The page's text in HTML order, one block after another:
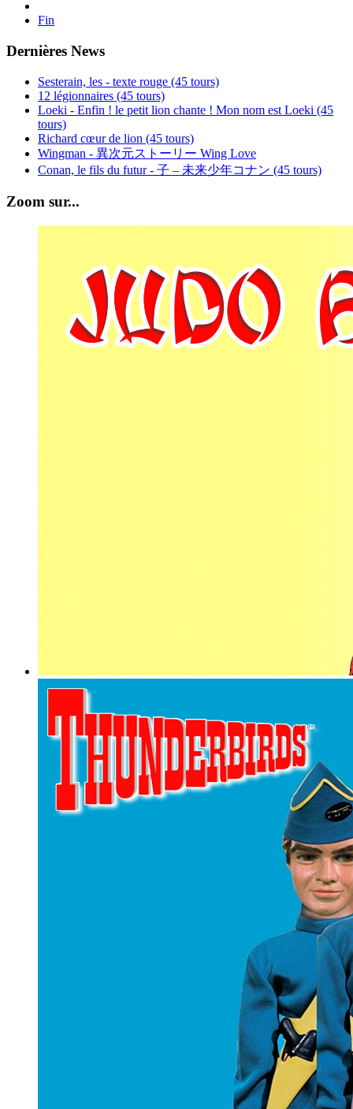
Fin
Dernières News
Sesterain, les - texte rouge (45 tours)
12 légionnaires (45 tours)
Loeki - Enfin ! le petit lion chante ! Mon nom est Loeki (45
tours)
Richard cœur de lion (45 tours)
Wingman - 異次元ストーリー Wing Love
Conan, le fils du futur - 子 – 未来少年コナン (45 tours)
Zoom sur...